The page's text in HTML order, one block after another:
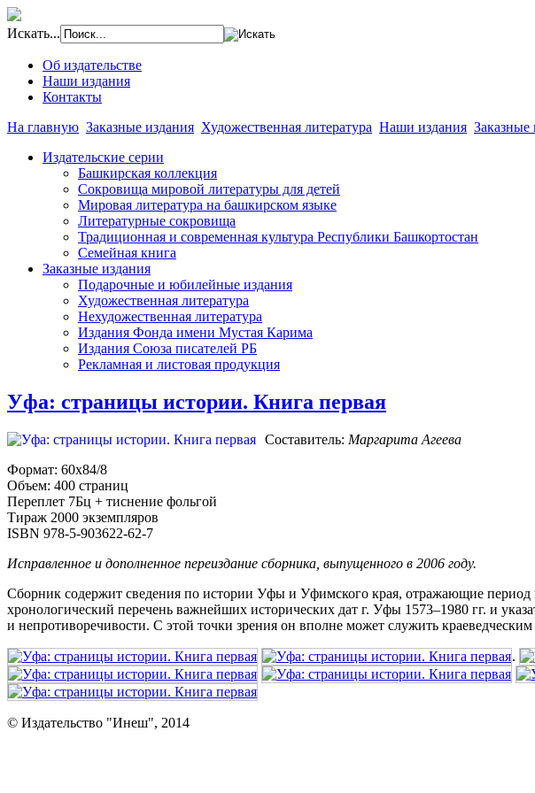
Искать...
Об издательстве
Наши издания
Контакты
На главную Заказные издания Художественная литература Наши издания Заказные
Издательские серии
Башкирская коллекция
Сокровища мировой литературы для детей
Мировая литература на башкирском языке
Литературные сокровища
Традиционная и современная культура Республики Башкортостан
Семейная книга
Заказные издания
Подарочные и юбилейные издания
Художественная литература
Нехудожественная литература
Издания Фонда имени Мустая Карима
Издания Союза писателей РБ
Рекламная и листовая продукция
Уфа: страницы истории. Книга первая
Составитель: Маргарита Агеева
Формат: 60х84/8
Объем: 400 страниц
Переплет 7Бц + тиснение фольгой
Тираж 2000 экземпляров
ISBN 978-5-903622-62-7
Исправленное и дополненное переиздание сборника, выпущенного в 2006 году.
Сборник содержит сведения по истории Уфы и Уфимского края, отражающие
хронологический перечень важнейших исторических дат г. Уфы 1573–1980 гг. и
и непротиворечивости. С этой точки зрения он вполне может служить
.
© Издательство "Инеш", 2014